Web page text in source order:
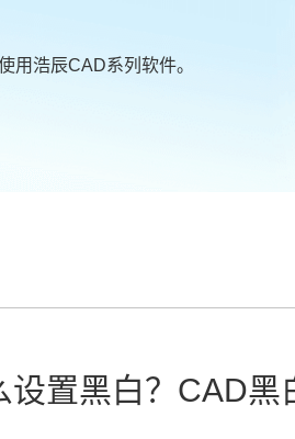
用浩辰CAD系列软件。
设置黑白？CAD黑